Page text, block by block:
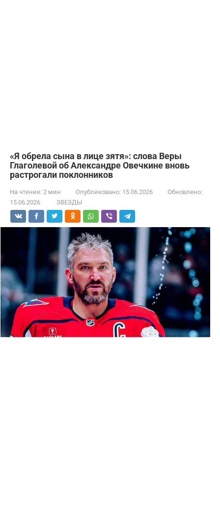
«Я обрела сына в лице зятя»: слова Веры
Глаголевой об Александре Овечкине вновь
растрогали поклонников
На чтение: 2 мин Опубликовано: 15.06.2026
Обновлено:
15.06.2026
ЗВЕЗДЫ